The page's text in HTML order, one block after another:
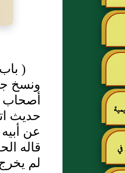
(
ونسخ
أصحاب
حديث
عن
قاله
لم